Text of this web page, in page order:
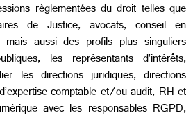
règlementées du droit telles que
de Justice, avocats, conseil en
aussi des profils plus singuliers
les représentants d’intérêts,
les directions juridiques, directions
comptable et/ou audit, RH et
avec les responsables RGPD,